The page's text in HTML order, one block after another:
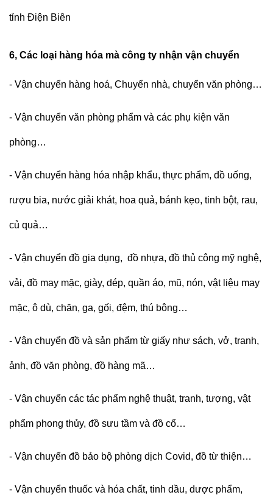
tỉnh Điện Biên
6, Các loại hàng hóa mà công ty nhận vận chuyển
- Vận chuyển hàng hoá, Chuyển nhà, chuyển văn phòng…
- Vận chuyển văn phòng phẩm và các phụ kiện văn
phòng…
- Vận chuyển hàng hóa nhập khẩu, thực phẩm, đồ uống,
rượu bia, nước giải khát, hoa quả, bánh kẹo, tinh bột, rau,
củ quả…
- Vận chuyển đồ gia dụng, đồ nhựa, đồ thủ công mỹ nghệ,
vải, đồ may mặc, giày, dép, quần áo, mũ, nón, vật liệu may
mặc, ô dù, chăn, ga, gối, đệm, thú bông…
- Vận chuyển đồ và sản phẩm từ giấy như sách, vở, tranh,
ảnh, đồ văn phòng, đồ hàng mã…
- Vận chuyển các tác phẩm nghệ thuật, tranh, tượng, vật
phẩm phong thủy, đồ sưu tầm và đồ cổ…
- Vận chuyển đồ bảo bộ phòng dịch Covid, đồ từ thiện…
- Vận chuyển thuốc và hóa chất, tinh dầu, dược phẩm,